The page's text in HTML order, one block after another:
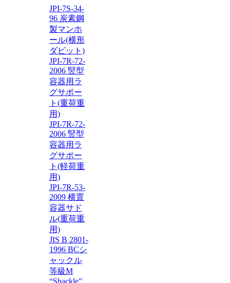
JPI-7S-34-
96 炭素鋼
製マンホ
ール(横形
ダビット)
JPI-7R-72-
2006 竪型
容器用ラ
グサポー
ト(重荷重
用)
JPI-7R-72-
2006 竪型
容器用ラ
グサポー
ト(軽荷重
用)
JPI-7R-53-
2009 横置
容器サド
ル(重荷重
用)
JIS B 2801-
1996 BCシ
ャックル
等級M
“Shackle”